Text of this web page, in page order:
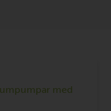
med